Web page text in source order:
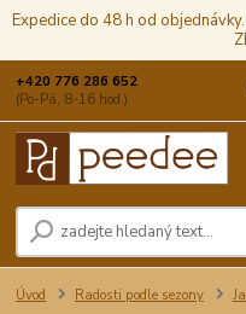
Expedice do 48 h od
+420 776 286 652
(Po-Pá, 8-16 hod.)
Úvod Radosti podle sezony